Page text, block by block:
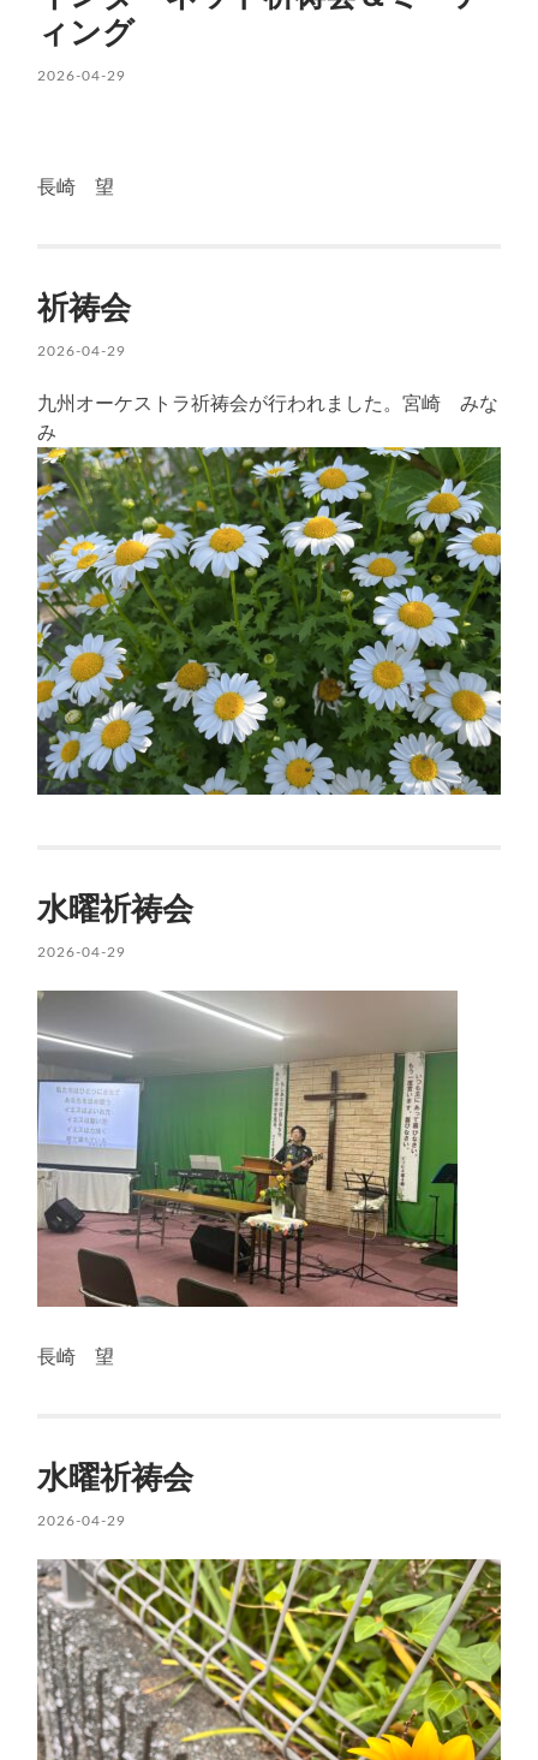
ィング
2026-04-29
長崎 望
祈祷会
2026-04-29
九州オーケストラ祈祷会が行われました。宮崎 みな
み
水曜祈祷会
2026-04-29
長崎 望
水曜祈祷会
2026-04-29